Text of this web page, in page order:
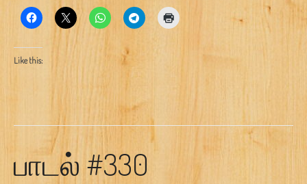
Like this:
பாடல் #330